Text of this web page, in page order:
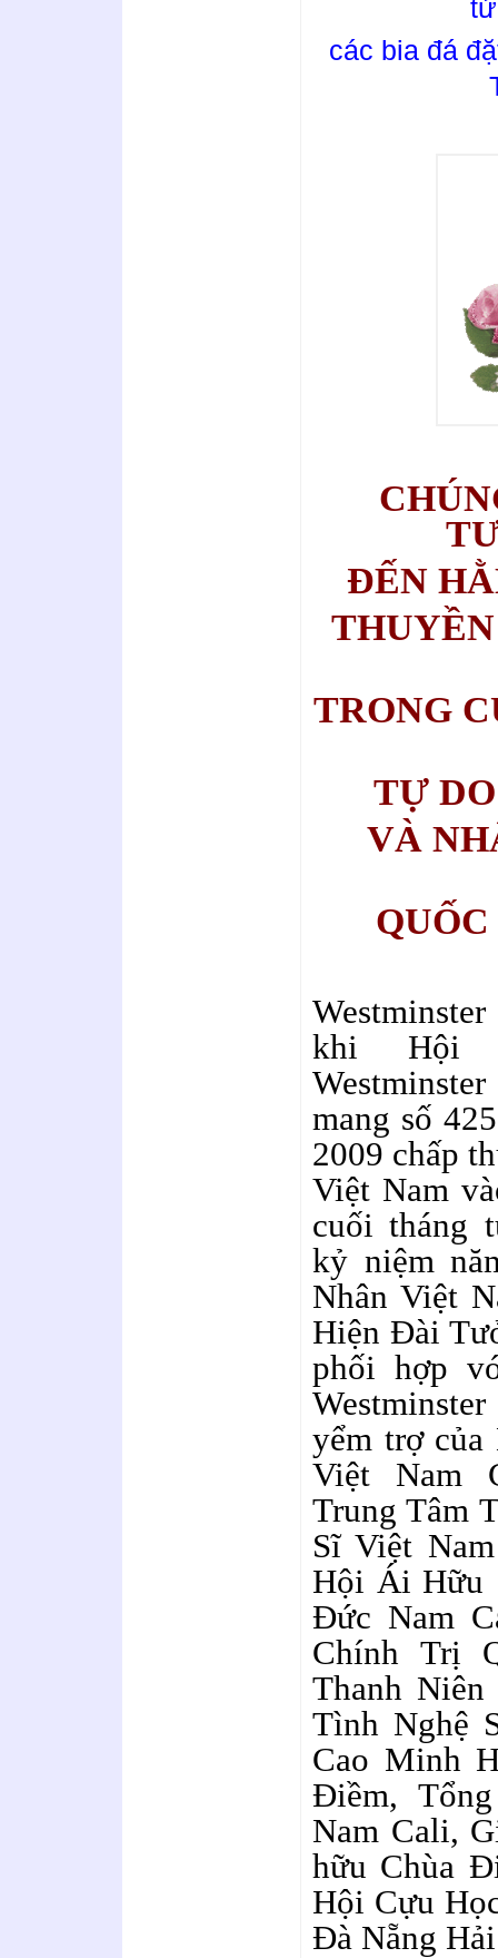
các bia đá
ĐẾN
TRONG
TỰ
VÀ
QUỐC
khi Hội
mang số
2009 chấp
Việt Nam
cuối tháng
kỷ niệm
Nhân Việt
Hiện Đài
phối hợp
yểm trợ
Việt Nam
Trung Tâm
Sĩ Việt
Hội Ái Hữu
Đức Nam
Chính Trị
Thanh
Tình Nghệ
Cao Minh
Điềm,
Nam Cali,
hữu Chùa
Hội Cựu
Đà Nẵng